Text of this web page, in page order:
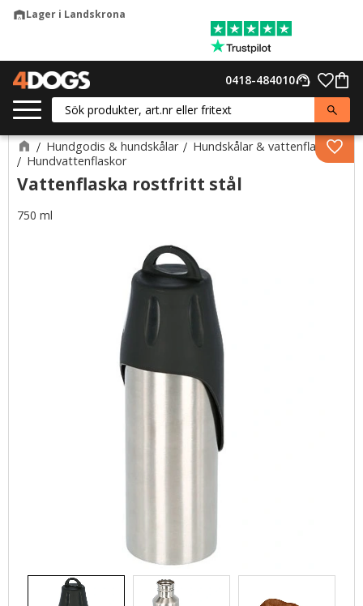
warehouseLager i Landskrona
support_agent
0418-484010
Hundgodis & hundskålar
Hundskålar & vattenflaskor
Hundvattenflaskor
Vattenflaska rostfritt stål
750 ml